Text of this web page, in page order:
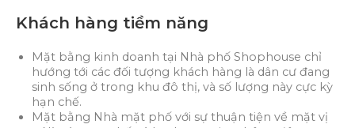
Khách hàng tiềm năng
Mặt bằng kinh doanh tại Nhà phố Shophouse chỉ
hướng tới các đối tượng khách hàng là dân cư đang
sinh sống ở trong khu đô thị, và số lượng này cực kỳ
hạn chế.
Mặt bằng Nhà mặt phố với sự thuận tiện về mặt vị